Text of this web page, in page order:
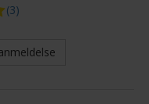
(3)